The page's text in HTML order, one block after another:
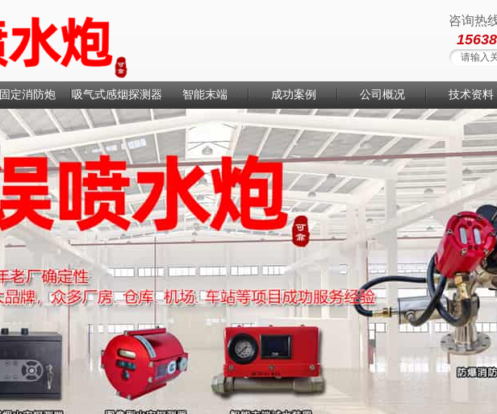
咨询热
固定消防炮 吸气式感烟探测器 智能末端 成功案例 公司概况 技术资料